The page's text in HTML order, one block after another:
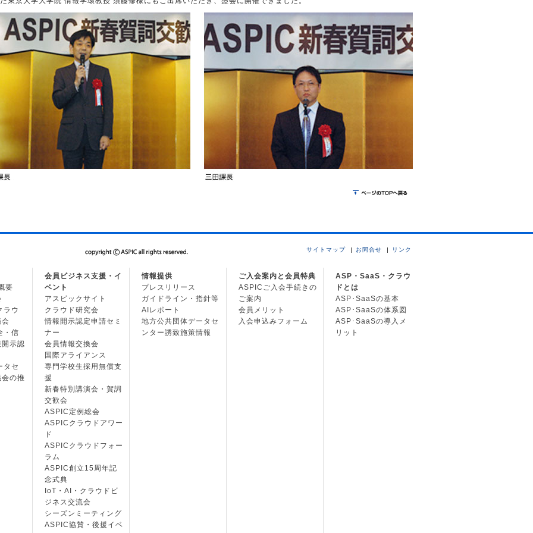
サイトマップ お問合せ リンク
要
ラウ
会
・信
示認
タセ
の推
会員ビジネス支援・イ
ベント
アスピックサイト
クラウド研究会
情報開示認定申請セミ
ナー
会員情報交換会
国際アライアンス
専門学校生採用無償支
援
新春特別講演会・賀詞
交歓会
ASPIC定例総会
ASPICクラウドアワー
ド
ASPICクラウドフォー
ラム
ASPIC創立15周年記
念式典
IoT・AI・クラウドビ
ジネス交流会
シーズンミーティング
ASPIC協賛・後援イベ
情報提供
プレスリリース
ガイドライン・指針等
AIレポート
地方公共団体データセ
ンター誘致施策情報
ご入会案内と会員特典
ASPICご入会手続きの
ご案内
会員メリット
入会申込みフォーム
ASP・SaaS・クラウ
ドとは
ASP･SaaSの基本
ASP･SaaSの体系図
ASP･SaaSの導入メ
リット